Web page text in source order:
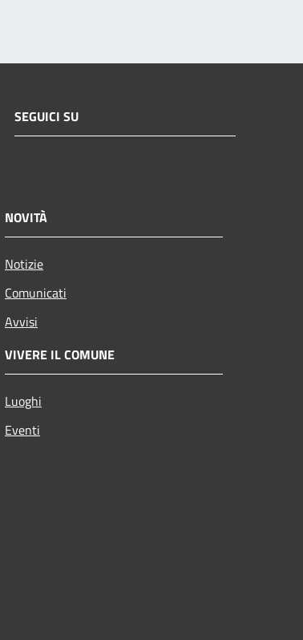
SEGUICI SU
NOVITÀ
Notizie
Comunicati
Avvisi
VIVERE IL COMUNE
Luoghi
Eventi